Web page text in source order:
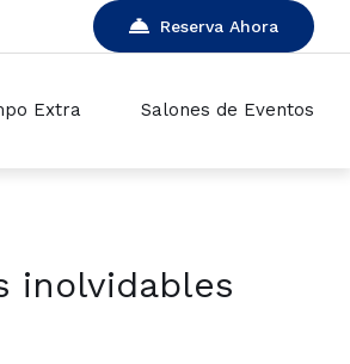
Reserva Ahora
Extra Salones de Eventos
inolvidables